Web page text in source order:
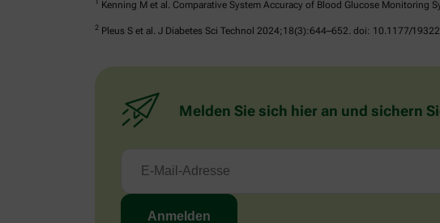
1 Kenning M et al. Comparative System Accuracy of Blood Glucose Monitoring
2 Pleus S et al. J Diabetes Sci Technol 2024;18(3):644–652. doi: 10.1177/
Melden Sie sich hier an und sichern